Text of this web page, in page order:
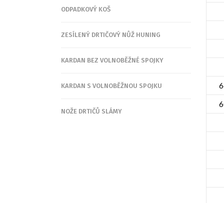
ODPADKOVÝ KOŠ
ZESÍLENÝ DRTIČOVÝ NŮŽ HUNING
KARDAN BEZ VOLNOBĚŽNÉ SPOJKY
KARDAN S VOLNOBĚŽNOU SPOJKU
NOŽE DRTIČŮ SLÁMY